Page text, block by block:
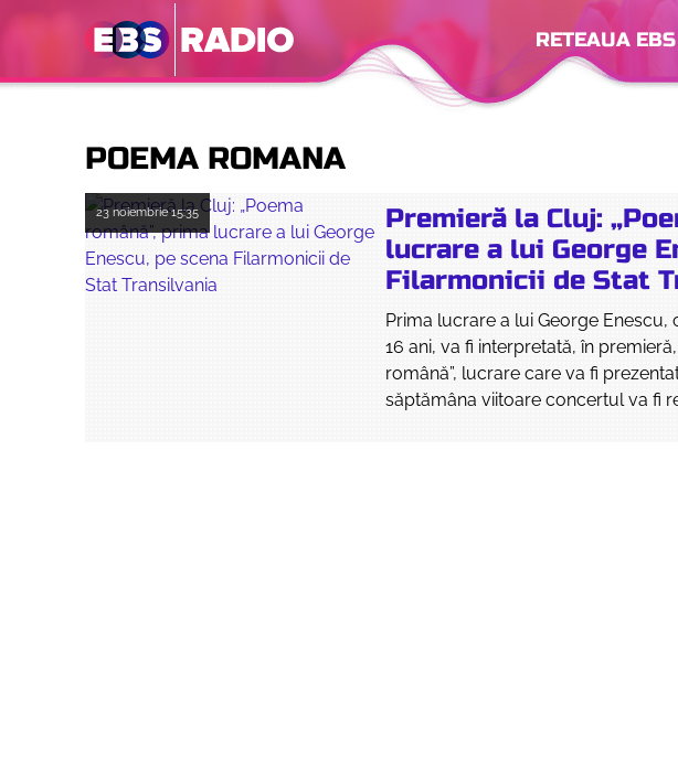
RETEAUA EBS
POEMA ROMANA
23 noiembrie15:35
Premieră la Cluj:
lucrare a lui George
Filarmonicii de Stat
Prima lucrare a lui George
16 ani, va fi interpretată, în
română”, lucrare care va fi
săptămâna viitoare concertul va fi